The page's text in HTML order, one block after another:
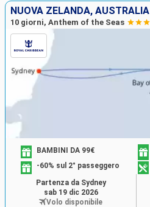
NUOVA ZELANDA, AUSTRALIA
10 giorni, Anthem of the Seas
BAMBINI DA 99€
-60% sul 2° passeggero
Partenza da Sydney
sab 19 dic 2026
Volo disponibile